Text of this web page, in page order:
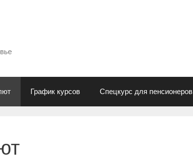
График курсов Спецкурс для пенсионеров